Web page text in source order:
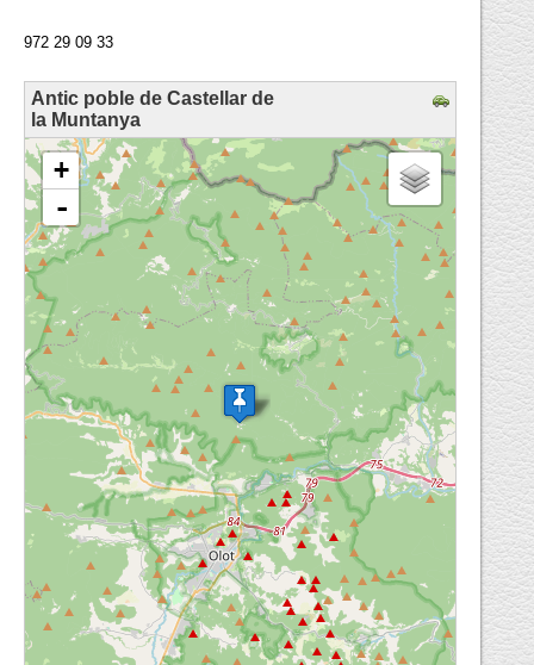
972 29 09 33
Antic poble de Castellar de
la Muntanya
loading map - please wait...
+
-